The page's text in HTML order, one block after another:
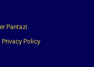
Pantazi
Privacy Policy